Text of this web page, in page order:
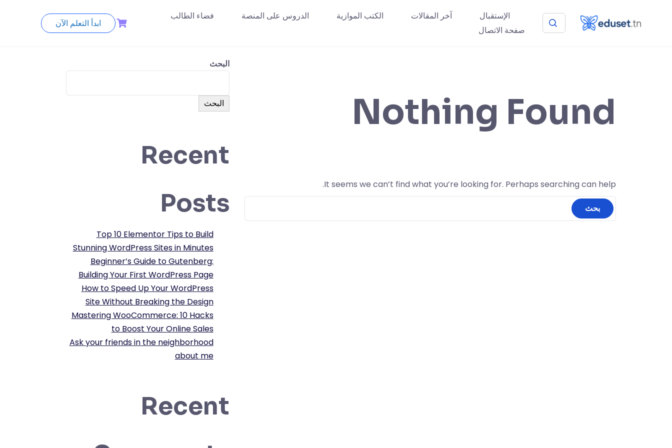
الإستقبال آخر المقالات الكتب الموازية الدروس على المنصة
فضاء الطالب
صفحة الاتصال
ابدأ التعلم الآن
Nothing Found
It seems we can’t find what you’re looking for. Perhaps searching can help.
البحث
البحث
Recent
Posts
Top 10 Elementor Tips to Build
Stunning WordPress Sites in Minutes
Beginner’s Guide to Gutenberg:
Building Your First WordPress Page
How to Speed Up Your WordPress
Site Without Breaking the Design
Mastering WooCommerce: 10 Hacks
to Boost Your Online Sales
Ask your friends in the neighborhood
about me
Recent